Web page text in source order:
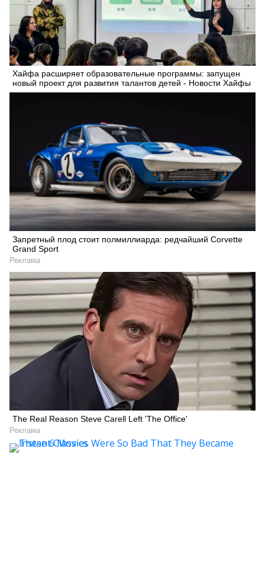
Хайфа расширяет образовательные программы: запущен
новый проект для развития талантов детей - Новости Хайфы
Запретный плод стоит полмиллиарда: редчайший Corvette
Grand Sport
Реклама
The Real Reason Steve Carell Left 'The Office'
Реклама